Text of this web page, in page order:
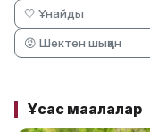
🤍 Ұнайды
😡 Шектен шыққан
Ұқсас мақалалар